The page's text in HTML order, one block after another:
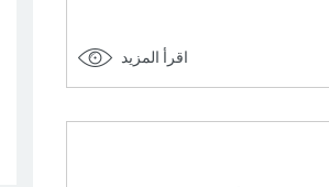
اقرأ المزيد